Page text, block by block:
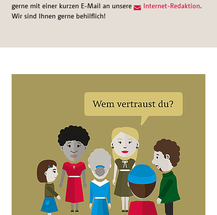
gerne mit einer kurzen E-Mail an unsere
Internet-Redaktion.
Wir sind Ihnen gerne behilflich!